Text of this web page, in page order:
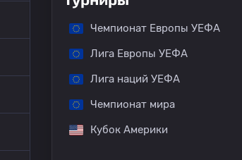
Чемпионат Европы УЕФА
Лига Европы УЕФА
Лига наций УЕФА
Чемпионат мира
Кубок Америки